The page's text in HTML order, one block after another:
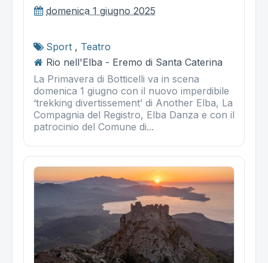
domenica 1 giugno 2025
Sport , Teatro
Rio nell'Elba - Eremo di Santa Caterina
La Primavera di Botticelli va in scena
domenica 1 giugno con il nuovo imperdibile
‘trekking divertissement’ di Another Elba, La
Compagnia del Registro, Elba Danza e con il
patrocinio del Comune di...